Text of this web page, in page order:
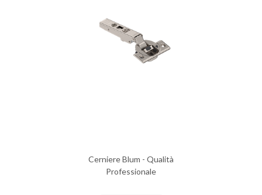
Cerniere Blum - Qualità
Professionale